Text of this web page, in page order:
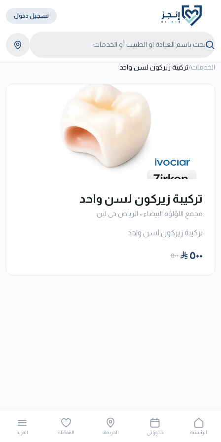
تسجيل دخول
الخدمات/تركيبة زيركون لسن واحد
تركيبة زيركون لسن واحد
مجمع اللؤلؤة البيضاء • الرياض حى لبن
تركيبة زيركون لسن واحد
٥٠٠ ٥٠٠
الرئيسية حجوزاتي الخريطة المفضلة المزيد